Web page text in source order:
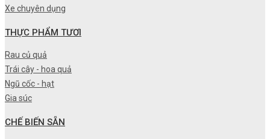
Xe chuyên dụng
THỰC PHẨM TƯƠI
Rau củ quả
Trái cây - hoa quả
Ngũ cốc - hạt
Gia súc
CHẾ BIẾN SẴN